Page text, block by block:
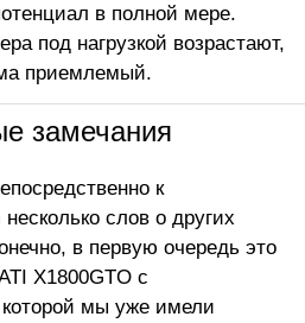
в полной мере.
под нагрузкой возрастают,
приемлемый.
замечания
к
слов о других
в первую очередь это
X1800GTO с
мы уже имели